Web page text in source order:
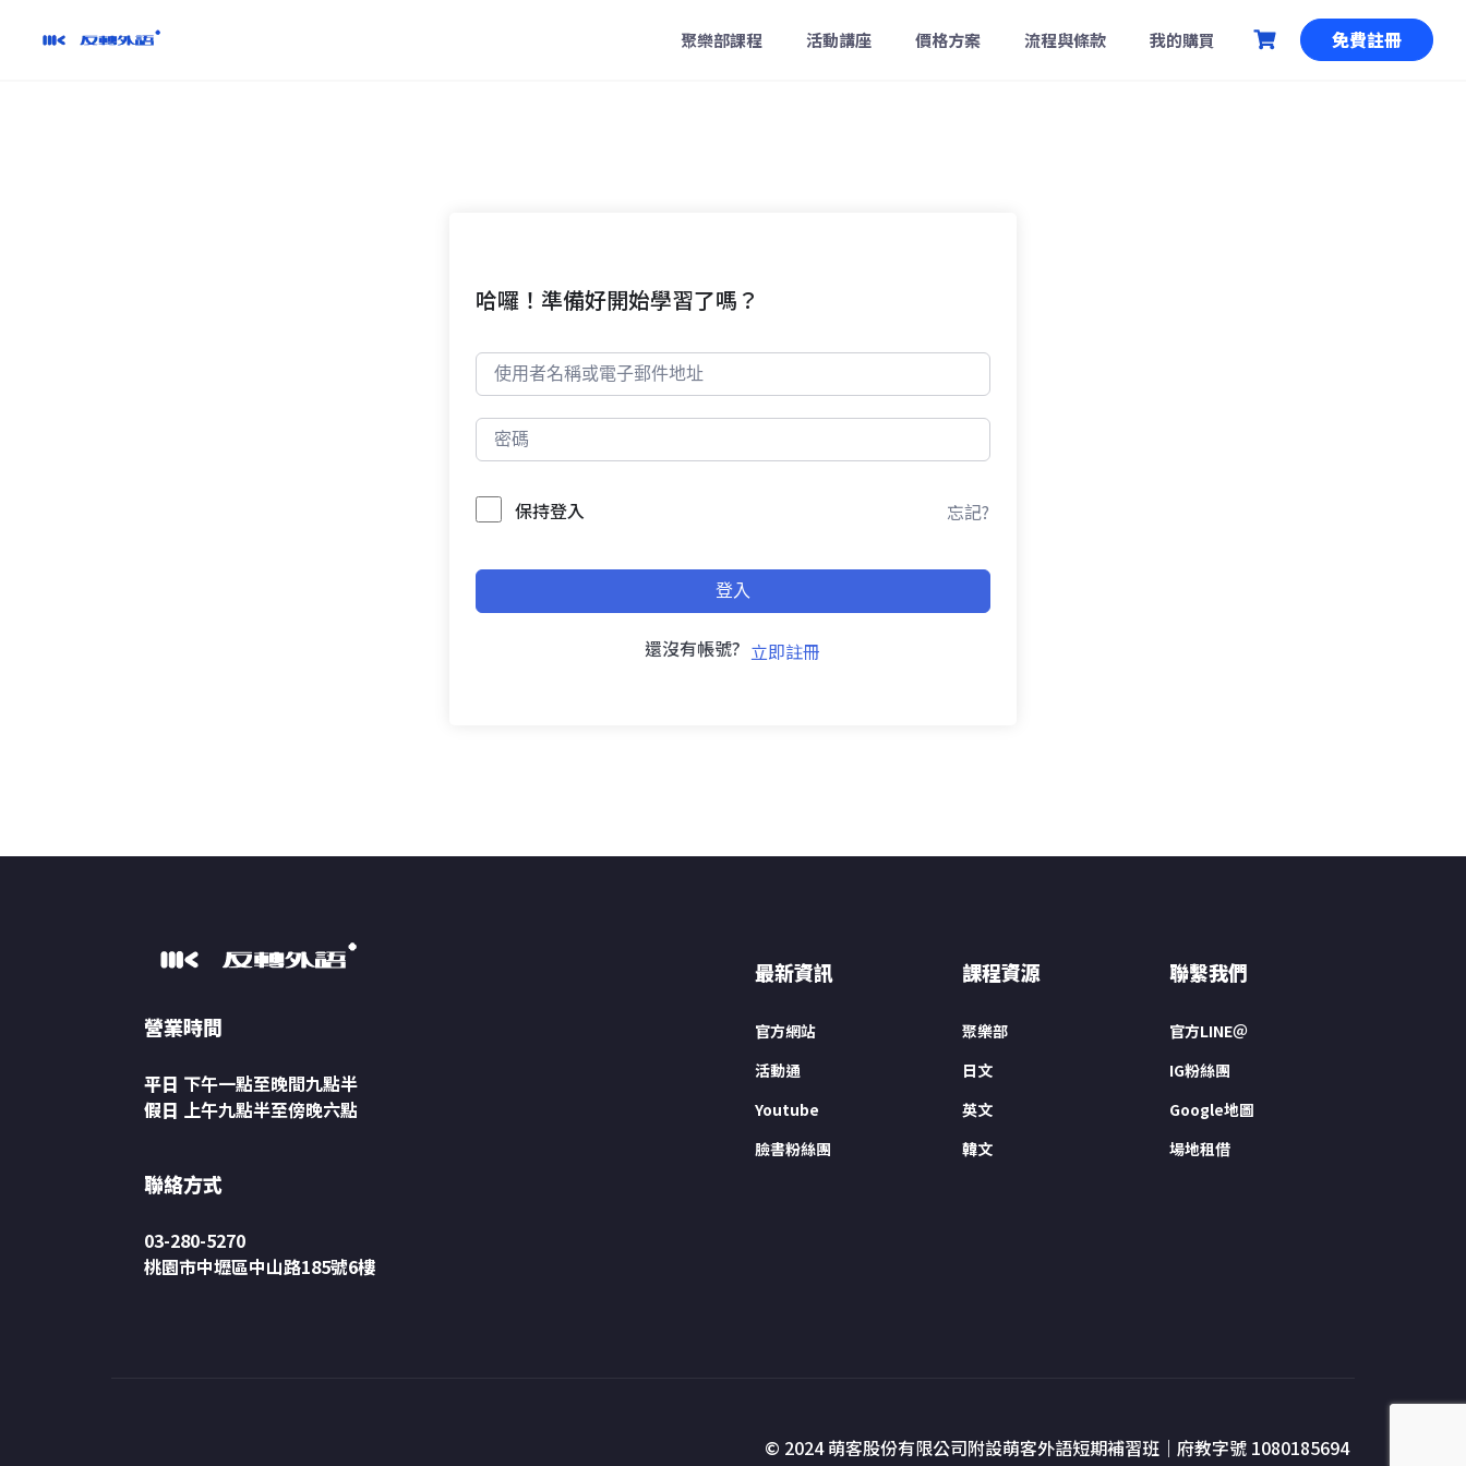
聚樂部課程 活動講座 價格方案 流程與條款 我的購買 免費註冊
哈囉！準備好開始學習了嗎？
保持登入 忘記?
登入
還沒有帳號? 立即註冊
營業時間
平日 下午一點至晚間九點半
假日 上午九點半至傍晚六點
聯絡方式
03-280-5270
桃園市中壢區中山路185號6樓
最新資訊
官方網站
活動通
Youtube
臉書粉絲團
課程資源
聚樂部
日文
英文
韓文
聯繫我們
官方LINE＠
IG粉絲團
Google地圖
場地租借
© 2024 萌客股份有限公司附設萌客外語短期補習班｜府教字號 1080185694